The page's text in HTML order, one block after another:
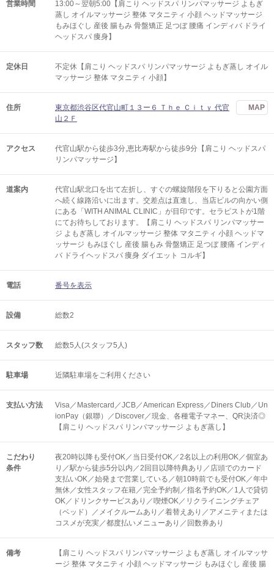
営業時間
13:00～翌朝5:00【肩こり ヘッドスパ リンパマッサージ よもぎ
蒸し オイルマッサージ 整体 マタニティ 小顔 ヘッドマッサージ
もみほぐし 産後 腸もみ 骨盤矯正 足つぼ 腰痛 インディバ ドライ
ヘッドスパ 痩身】
定休日
不定休【肩こり ヘッドスパ リンパマッサージ よもぎ蒸し オイル
マッサージ 整体 マタニティ 小顔】
住所
東京都渋谷区代官山町１３ー６ Ｔｈｅ Ｃｉｔｙ 代官
山２Ｆ
MAP
アクセス
代官山駅から徒歩3分,恵比寿駅から徒歩9分【肩こり ヘッドスパ
リンパマッサージ】
道案内
代官山駅北口を出て左折し、すぐの螺旋階段を下りると公園方面
へ続く線路沿いに出ます。交差点は直進し、当店ビルの向かい側
にある「WITH ANIMAL CLINIC」が目印です。セラピストが1階
にてお待ちしております。【肩こり ヘッドスパ リンパマッサー
ジ よもぎ蒸し オイルマッサージ 整体 マタニティ 小顔 ヘッドマ
ッサージ もみほぐし 産後 腸もみ 骨盤矯正 足つぼ 腰痛 インディ
バ ドライヘッドスパ 痩身 ダイエット コルギ】
電話 番号を表示
設備 総数2
スタッフ数 総数5人(スタッフ5人)
駐車場 近隣駐車場をご利用ください
支払い方法
Visa／Mastercard／JCB／American Express／Diners Club／Un
ionPay（銀聯）／Discover／現金、各種電子マネー、QR決済◎
【肩こり ヘッドスパ リンパマッサージ よもぎ蒸し】
こだわり
条件
夜20時以降も受付OK／当日受付OK／2名以上の利用OK／個室あ
り／駅から徒歩5分以内／2回目以降特典あり／店頭でのカード
支払いOK／始発まで営業している／朝10時前でも受付OK／年中
無休／女性スタッフ在籍／完全予約制／指名予約OK／1人で貸切
OK／ドリンクサービスあり／喫煙OK／リクライニングチェア
（ベッド）／メイクルームあり／着替えあり／アメニティまたは
コスメが充実／都度払いメニューあり／回数券あり
備考
【肩こり ヘッドスパ リンパマッサージ よもぎ蒸し オイルマッサ
ージ 整体 マタニティ 小顔 ヘッドマッサージ もみほぐし 産後 腸